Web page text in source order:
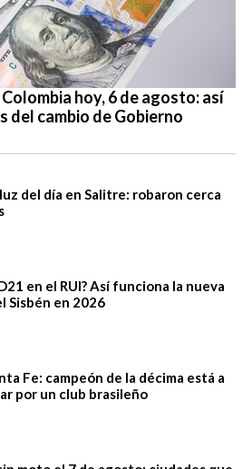
hoy, 6 de agosto: así
del cambio de Gobierno
del día en Salitre: robaron cerca
en el RUI? Así funciona la nueva
Sisbén en 2026
Fe: campeón de la décima está a
por un club brasileño